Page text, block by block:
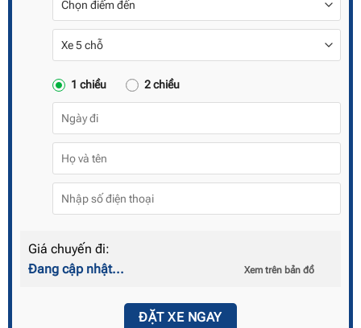
1 chiều 2 chiều
Giá chuyến đi:
Đang cập nhật...
Xem trên bản đồ
ĐẶT XE NGAY